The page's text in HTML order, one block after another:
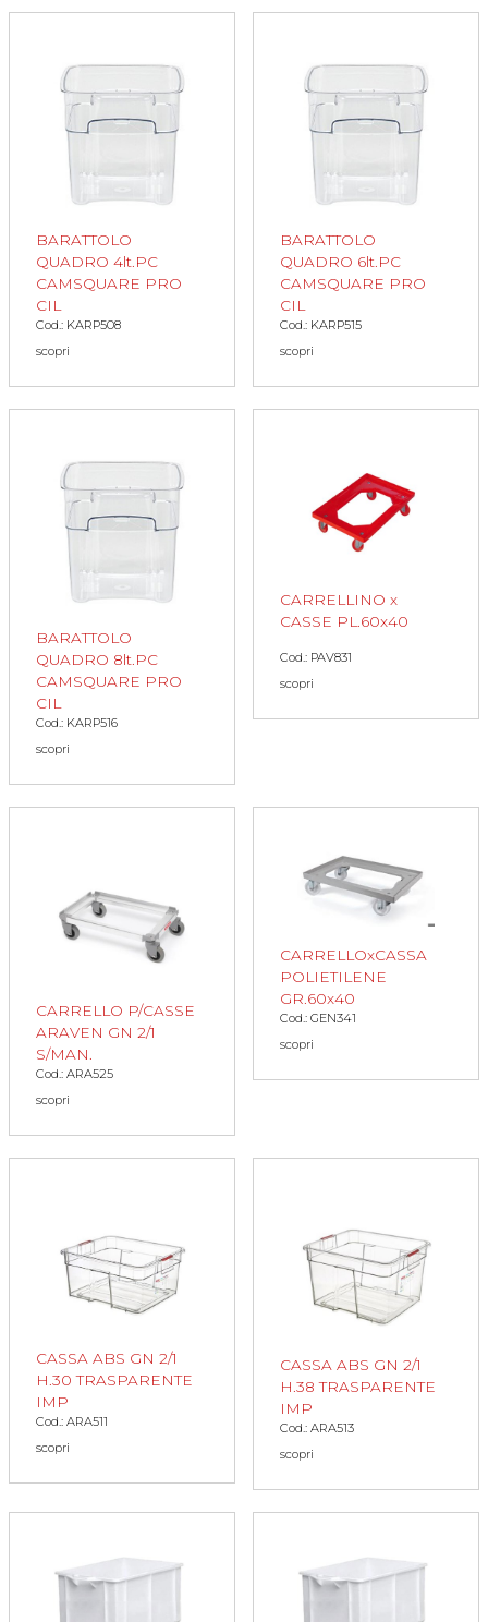
BARATTOLO
QUADRO 4lt.PC
CAMSQUARE PRO
CIL
Cod.: KARP508
scopri
BARATTOLO
QUADRO 6lt.PC
CAMSQUARE PRO
CIL
Cod.: KARP515
scopri
BARATTOLO
QUADRO 8lt.PC
CAMSQUARE PRO
CIL
Cod.: KARP516
scopri
CARRELLINO x
CASSE PL.60x40
Cod.: PAV831
scopri
CARRELLO P/CASSE
ARAVEN GN 2/1
S/MAN.
Cod.: ARA525
scopri
CARRELLOxCASSA
POLIETILENE
GR.60x40
Cod.: GEN341
scopri
CASSA ABS GN 2/1
H.30 TRASPARENTE
IMP
Cod.: ARA511
scopri
CASSA ABS GN 2/1
H.38 TRASPARENTE
IMP
Cod.: ARA513
scopri